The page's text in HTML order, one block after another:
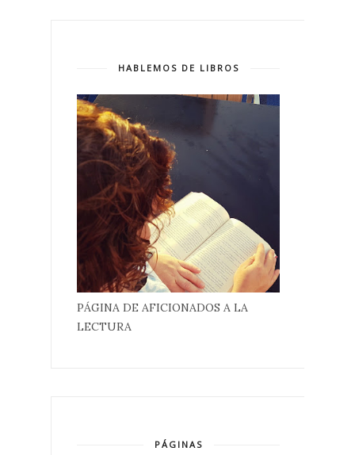
HABLEMOS DE LIBROS
PÁGINA DE AFICIONADOS A LA
LECTURA
PÁGINAS